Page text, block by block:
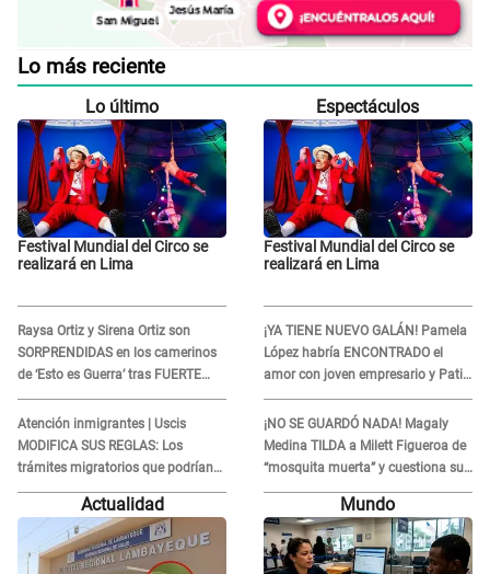
Lo más reciente
Lo último
Festival Mundial del Circo se
realizará en Lima
Raysa Ortiz y Sirena Ortiz son
SORPRENDIDAS en los camerinos
de ‘Esto es Guerra’ tras FUERTE
ENFRENTAMIENTO con Gabriel
Moisés: “Gracias”
Atención inmigrantes | Uscis
MODIFICA SUS REGLAS: Los
trámites migratorios que podrían
necesitar tu prueba de ADN
Espectáculos
Festival Mundial del Circo se
realizará en Lima
¡YA TIENE NUEVO GALÁN! Pamela
López habría ENCONTRADO el
amor con joven empresario y Pati
Lorena la ECHA en VIVO
¡NO SE GUARDÓ NADA! Magaly
Medina TILDA a Milett Figueroa de
“mosquita muerta” y cuestiona su
RECONCILIACIÓN con Marcelo
Tinelli en TV argentina
Actualidad Mundo